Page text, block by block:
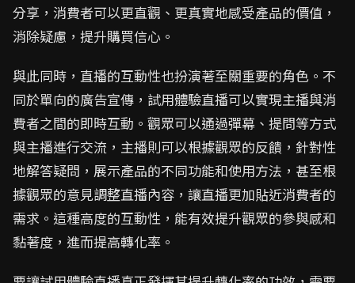
分享，消費者可以更直觀、更真實地感受產品的價值，
消除疑慮，提升購買信心。
與此同時，直播的互動性也扮演著至關重要的角色。不
同於單向的廣告宣傳，試用體驗直播可以實現主播與消
費者之間的即時互動。觀眾可以通過彈幕、提問等方式
與主播進行交流，主播則可以根據觀眾的反饋，針對性
地解答疑問，展示產品的不同功能和使用方法，甚至根
據觀眾的意見調整直播內容，讓直播更加貼近消費者的
需求。這種高度的互動性，能有效提升觀眾的參與感和
黏著度，進而提高轉化率。